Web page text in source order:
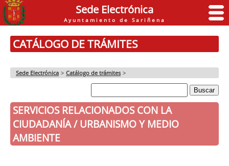
Sede Electrónica
Ayuntamiento de Sariñena
CATÁLOGO DE TRÁMITES
Sede Electrónica > Catálogo de trámites >
SERVICIOS RELACIONADOS CON LA
CIUDADANÍA / URBANISMO Y MEDIO
AMBIENTE